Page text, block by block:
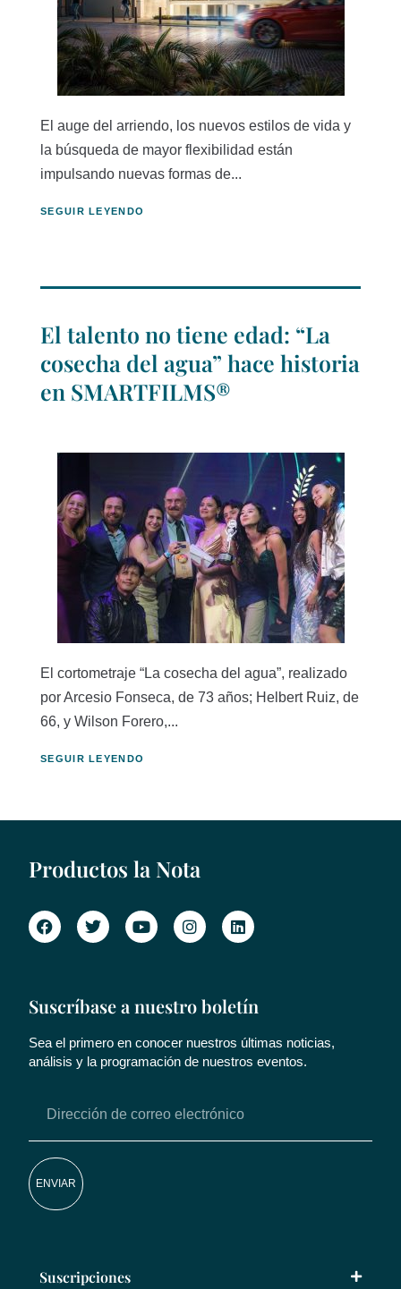
El auge del arriendo, los nuevos estilos de vida y
la búsqueda de mayor flexibilidad están
impulsando nuevas formas de...
SEGUIR LEYENDO
El talento no tiene edad: “La
cosecha del agua” hace historia
en SMARTFILMS®
El cortometraje “La cosecha del agua”, realizado
por Arcesio Fonseca, de 73 años; Helbert Ruiz, de
66, y Wilson Forero,...
SEGUIR LEYENDO
Productos la Nota
Suscríbase a nuestro boletín
Sea el primero en conocer nuestros últimas noticias,
análisis y la programación de nuestros eventos.
ENVIAR
Suscripciones